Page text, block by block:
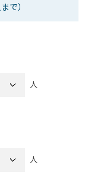
で）
人
人